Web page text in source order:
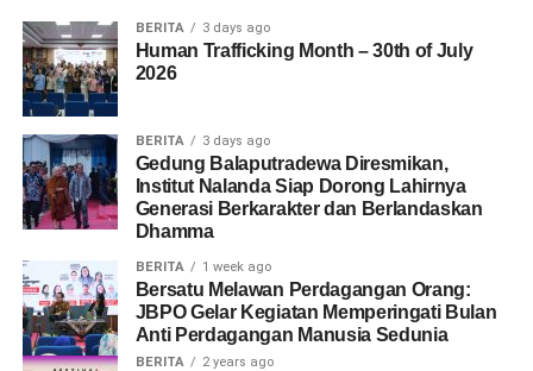
BERITA 3 days ago
Human Trafficking Month – 30th of July
2026
BERITA 3 days ago
Gedung Balaputradewa Diresmikan,
Institut Nalanda Siap Dorong Lahirnya
Generasi Berkarakter dan Berlandaskan
Dhamma
BERITA 1 week ago
Bersatu Melawan Perdagangan Orang:
JBPO Gelar Kegiatan Memperingati Bulan
Anti Perdagangan Manusia Sedunia
BERITA 2 years ago